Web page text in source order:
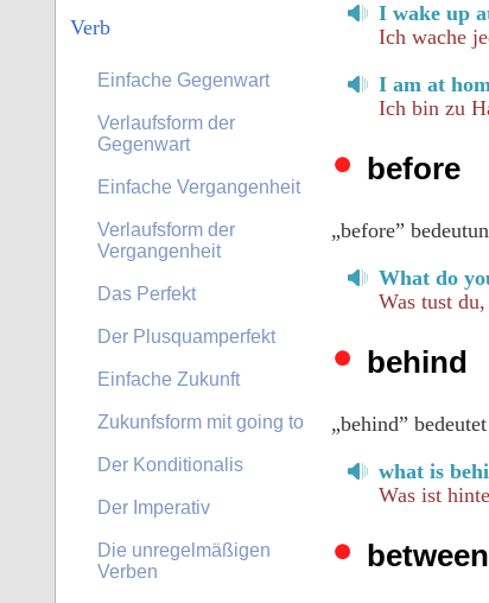
I wake up
Ich wache
I am at
Ich bin zu
before
„before”
What do
Was tust
behind
„behind”
what is
Was ist
between
Verb
Einfache Gegenwart
Verlaufsform der
Gegenwart
Einfache Vergangenheit
Verlaufsform der
Vergangenheit
Das Perfekt
Der Plusquamperfekt
Einfache Zukunft
Zukunfsform mit going to
Der Konditionalis
Der Imperativ
Die unregelmäßigen
Verben